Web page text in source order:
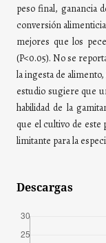
peso final, ganancia
conversión
mejores que los
(P<0.05). No se
la ingesta de
estudio sugiere que
habilidad de la
que el cultivo de este
limitante para la
Descargas